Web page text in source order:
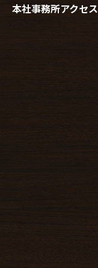
本社事務所アクセス